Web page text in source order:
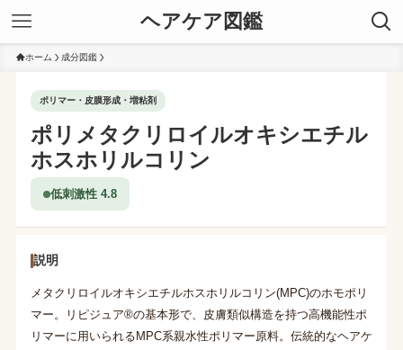
ヘアケア図鑑
ホーム 成分図鑑
ポリマー・皮膜形成・増粘剤
ポリメタクリロイルオキシエチル
ホスホリルコリン
低刺激性 4.8
説明
メタクリロイルオキシエチルホスホリルコリン(MPC)のホモポリ
マー。リピジュア®の基本形で、皮膚類似構造を持つ高機能性ポ
リマーに用いられるMPC系親水性ポリマー原料。伝統的なヘアケ